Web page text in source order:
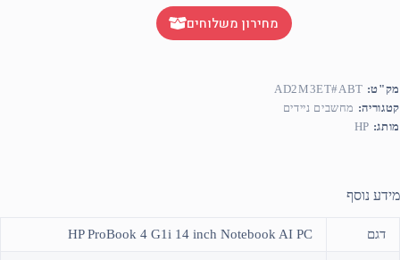
מחירון משלוחים
מק"ט: AD2M3ET#ABT
קטגוריה: מחשבים ניידים
מותג: HP
מידע נוסף
דגם HP ProBook 4 G1i 14 inch Notebook AI PC